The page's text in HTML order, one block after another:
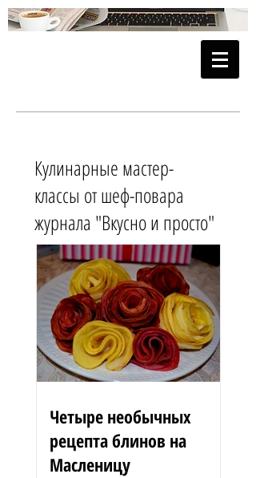
Кулинарные мастер-
классы от шеф-повара
журнала "Вкусно и просто"
Четыре необычных
рецепта блинов на
Масленицу